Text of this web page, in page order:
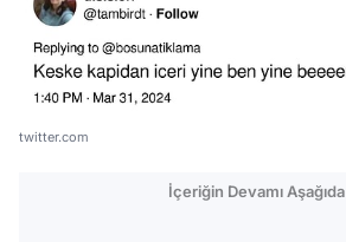
twitter.com
İçeriğin Devamı Aşağıda